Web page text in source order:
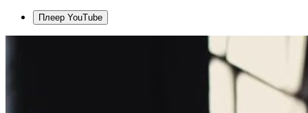
Плеер YouTube